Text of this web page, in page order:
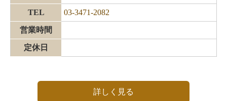
TEL 03-3471-2082
営業時間
定休日
詳しく見る